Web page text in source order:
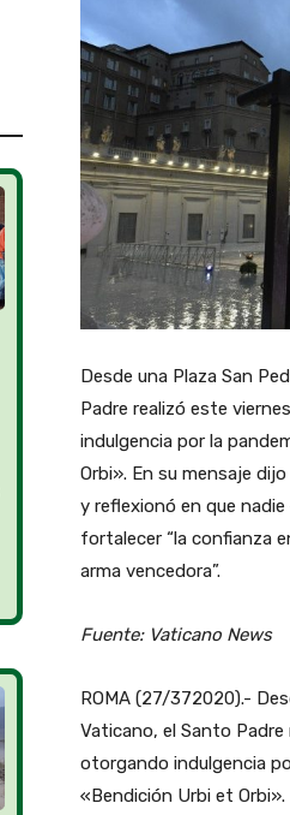
Desde una Plaza San
Padre realizó este
indulgencia por la
Orbi». En su mensaje
y reflexionó en que
fortalecer “la confianza
arma vencedora”.
Fuente: Vaticano News
ROMA (27/372020).-
Vaticano, el Santo
otorgando indulgencia
«Bendición Urbi et